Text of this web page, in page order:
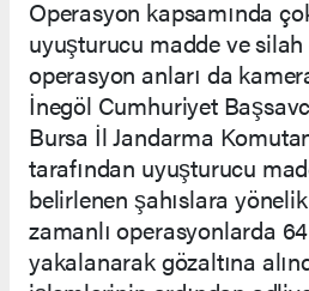
Operasyon kapsamında
uyuşturucu madde ve
operasyon anları da
İnegöl Cumhuriyet
Bursa İl Jandarma
tarafından uyuşturucu
belirlenen şahıslara
zamanlı operasyonlarda
yakalanarak gözaltına